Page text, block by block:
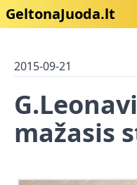
GeltonaJuoda.lt
2015-09-21
mažasis